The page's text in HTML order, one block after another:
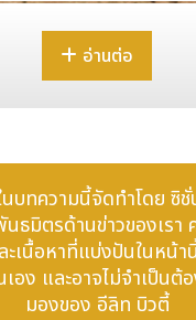
อ่านต่อ
นบทความนี้จัดทำโดย ซิ
นธมิตรด้านข่าวของเรา
เนื้อหาที่แบ่งปันในหน้า
อง และอาจไม่จำเป็น
มองของ อีลิท บิวตี้